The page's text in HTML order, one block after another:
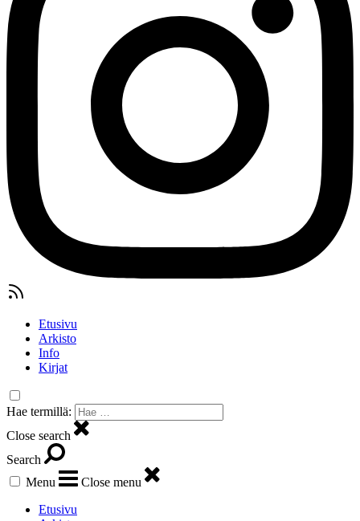
Etusivu
Arkisto
Info
Kirjat
Hae termillä:
Close search
Search
Menu
Close menu
Etusivu